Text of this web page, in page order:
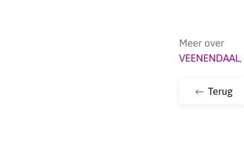
Meer over
VEENENDAAL,
Terug